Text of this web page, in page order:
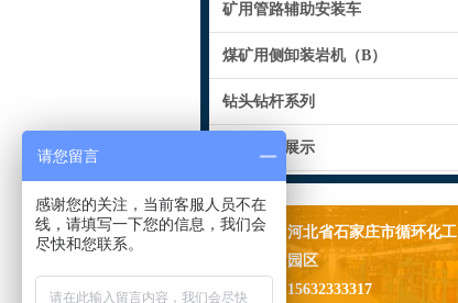
矿用管路辅助安装车
煤矿用侧卸装岩机（B）
钻头钻杆系列
产品配件展示
地址： 河北省石家庄市循环化工
园区
电话： 15632333317
请您留言
感谢您的关注，当前客服人员不在
线，请填写一下您的信息，我们会
尽快和您联系。